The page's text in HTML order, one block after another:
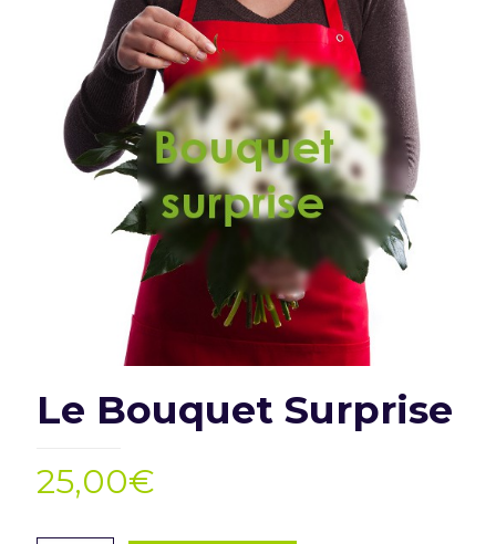
Le Bouquet Surprise
25,00€